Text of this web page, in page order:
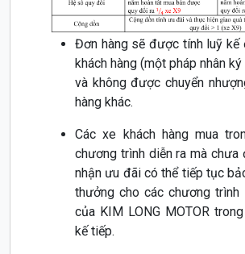
Đơn hàng sẽ được tính luỹ
khách hàng (một pháp nhân
và không được chuyển
hàng khác.
Các xe khách hàng mua
chương trình diễn ra mà chưa
nhận ưu đãi có thể tiếp tục
thưởng cho các chương trình
của KIM LONG MOTOR
kế tiếp.